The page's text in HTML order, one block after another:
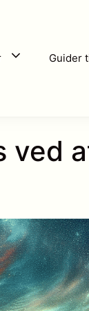
Guider
ved